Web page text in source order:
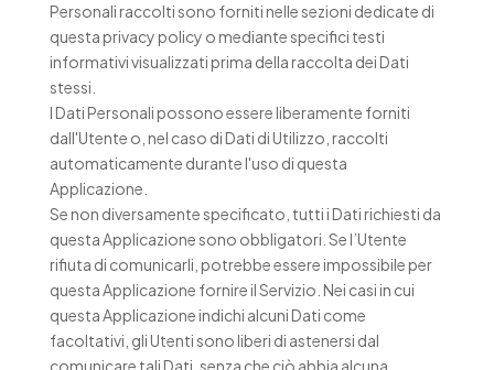
Personali raccolti sono forniti nelle sezioni dedicate di
questa privacy policy o mediante specifici testi
informativi visualizzati prima della raccolta dei Dati
stessi.
I Dati Personali possono essere liberamente forniti
dall'Utente o, nel caso di Dati di Utilizzo, raccolti
automaticamente durante l'uso di questa
Applicazione.
Se non diversamente specificato, tutti i Dati richiesti da
questa Applicazione sono obbligatori. Se l’Utente
rifiuta di comunicarli, potrebbe essere impossibile per
questa Applicazione fornire il Servizio. Nei casi in cui
questa Applicazione indichi alcuni Dati come
facoltativi, gli Utenti sono liberi di astenersi dal